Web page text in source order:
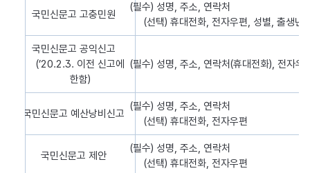
국민신문고 고충민원
(필수) 성명, 주소, 연락처
(선택) 휴대전화, 전자우편, 성별, 출생년
국민신문고 공익신고
(’20.2.3. 이전 신고에
한함)
(필수) 성명, 주소, 연락처(휴대전화), 전자우
국민신문고 예산낭비신고
(필수) 성명, 주소, 연락처
(선택) 휴대전화, 전자우편
국민신문고 제안
(필수) 성명, 주소, 연락처
(선택) 휴대전화, 전자우편